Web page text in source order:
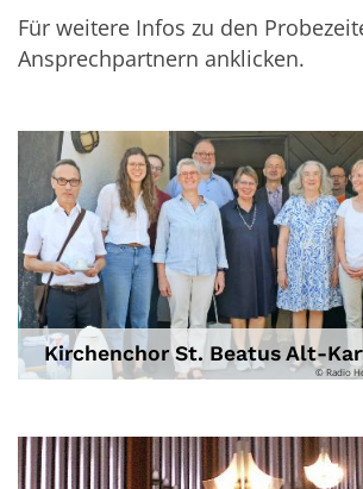
Für weitere Infos zu den
Ansprechpartnern anklicken.
Kirchenchor St. Beatus Alt-
© Radio